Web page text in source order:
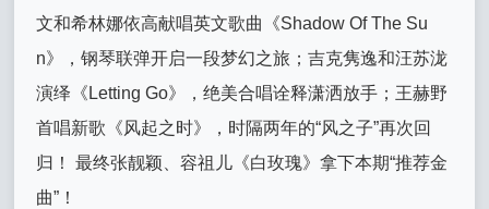
文和希林娜依高献唱英文歌曲《Shadow Of The Su
n》，钢琴联弹开启一段梦幻之旅；吉克隽逸和汪苏泷
演绎《Letting Go》，绝美合唱诠释潇洒放手；王赫野
首唱新歌《风起之时》，时隔两年的“风之子”再次回
归！ 最终张靓颖、容祖儿《白玫瑰》拿下本期“推荐金
曲”！